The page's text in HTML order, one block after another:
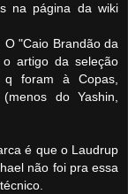
na página da wiki
O "Caio Brandão da
artigo da seleção
q foram à Copas,
do Yashin,
é que o Laudrup
não foi pra essa